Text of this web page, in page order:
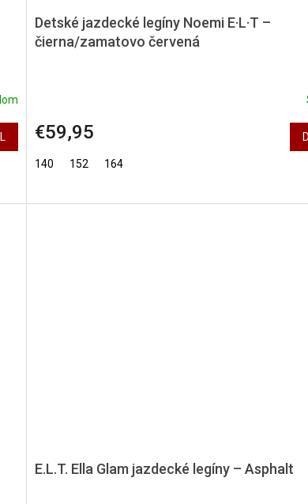
Detské jazdecké legíny Noemi E·L·T –
čierna/zamatovo červená
€59,95
140 152 164
E.L.T. Ella Glam jazdecké legíny – Asphalt